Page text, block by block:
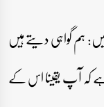
ہم گواہی دیتے ہیں
ہے کہ آپ یقینا اس کے